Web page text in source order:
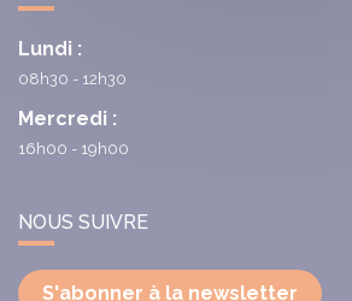
Lundi :
08h30 - 12h30
Mercredi :
16h00 - 19h00
NOUS SUIVRE
S'abonner à la newsletter